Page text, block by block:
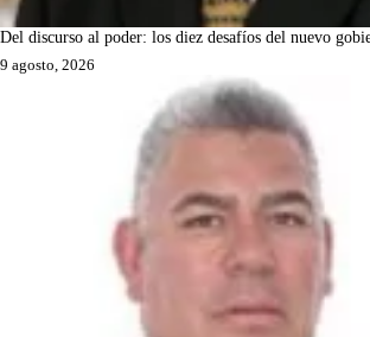
Del discurso al poder: los diez desafíos del nuevo
9 agosto, 2026